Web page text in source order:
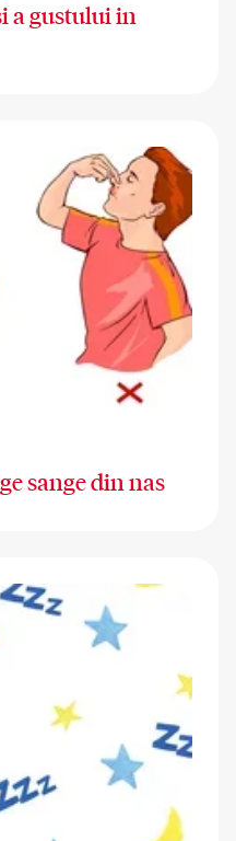
a gustului in
sange din nas